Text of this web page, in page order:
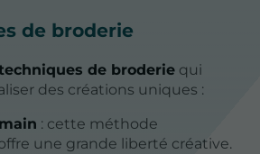
de broderie
de broderie qui
des créations uniques :
: cette méthode
une grande liberté créative.